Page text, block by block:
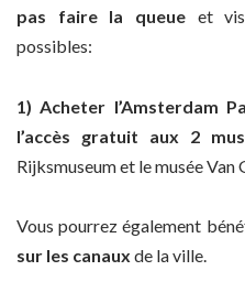
pas faire la queue et
possibles:
1) Acheter l’Amsterdam
l’accès gratuit aux 2
Rijksmuseum et le musée Van
Vous pourrez également
sur les canaux de la ville.